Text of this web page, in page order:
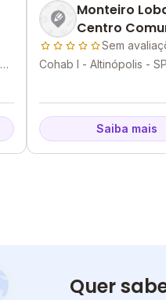
Monteiro
Centro
EmeiSem
Cohab I - Altinópolis - SP
Saiba mais
Quer